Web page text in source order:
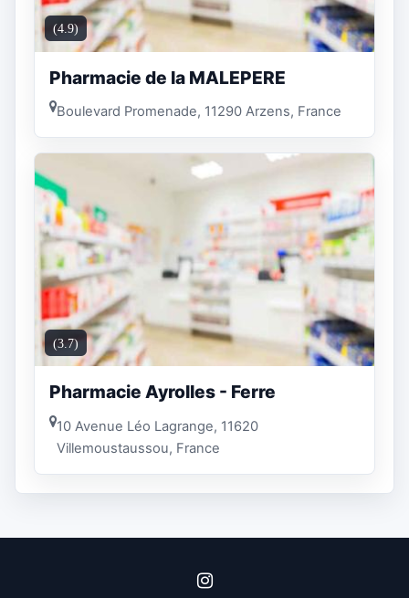
(4.9)
Pharmacie de la MALEPERE
Boulevard Promenade, 11290 Arzens, France
(3.7)
Pharmacie Ayrolles - Ferre
10 Avenue Léo Lagrange, 11620
Villemoustaussou, France